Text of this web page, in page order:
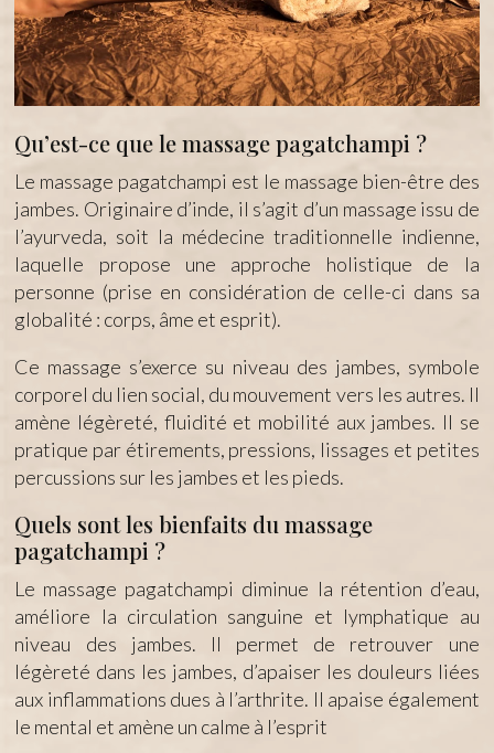
Qu’est-ce que le massage pagatchampi ?
Le massage pagatchampi est le massage bien-être des
jambes. Originaire d’inde, il s’agit d’un massage issu de
l’ayurveda, soit la médecine traditionnelle indienne,
laquelle propose une approche holistique de la
personne (prise en considération de celle-ci dans sa
globalité : corps, âme et esprit).
Ce massage s’exerce su niveau des jambes, symbole
corporel du lien social, du mouvement vers les autres. Il
amène légèreté, fluidité et mobilité aux jambes. Il se
pratique par étirements, pressions, lissages et petites
percussions sur les jambes et les pieds.
Quels sont les bienfaits du massage
pagatchampi ?
Le massage pagatchampi diminue la rétention d’eau,
améliore la circulation sanguine et lymphatique au
niveau des jambes. Il permet de retrouver une
légèreté dans les jambes, d’apaiser les douleurs liées
aux inflammations dues à l’arthrite. Il apaise également
le mental et amène un calme à l’esprit